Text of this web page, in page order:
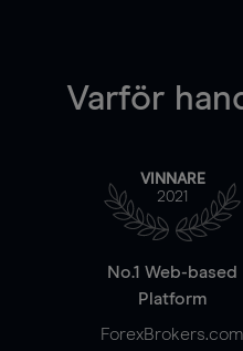
Varför
VINNARE
2021
No.1 Web-based
Platform
ForexBrokers.com